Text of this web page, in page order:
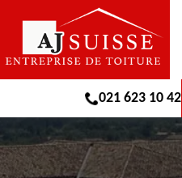
021 623 10 42